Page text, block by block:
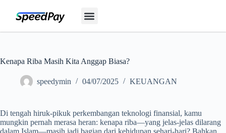
Kenapa Riba Masih Kita Anggap Biasa?
speedymin 04/07/2025 KEUANGAN
Di tengah hiruk-pikuk perkembangan teknologi finansial, kamu
mungkin pernah merasa heran: kenapa riba—yang jelas-jelas dilarang
dalam Islam—masih jadi bagian dari kehidupan sehari-hari? Bahkan